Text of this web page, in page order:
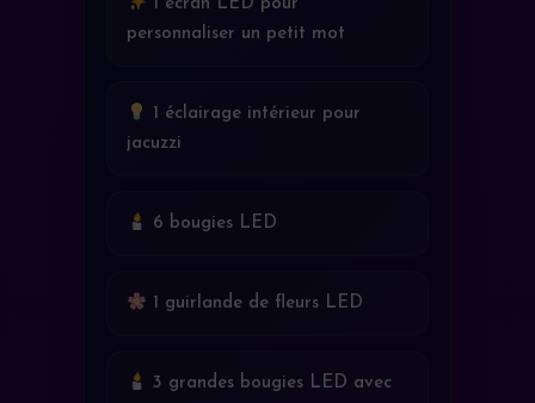
1 écran LED pour
personnaliser un petit mot
1 éclairage intérieur pour
jacuzzi
6 bougies LED
1 guirlande de fleurs LED
3 grandes bougies LED avec